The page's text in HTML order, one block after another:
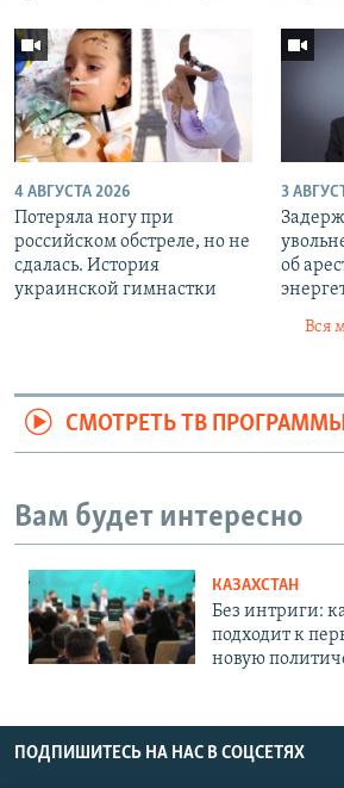
4 АВГУСТА 2026
Потеряла ногу при
российском обстреле, но не
сдалась. История
украинской гимнастки
3
об
Вся
СМОТРЕТЬ ТВ
Вам будет интересно
КАЗАХСТАН
Без интриги:
подходит к
новую
ПОДПИШИТЕСЬ НА НАС В СОЦСЕТЯХ